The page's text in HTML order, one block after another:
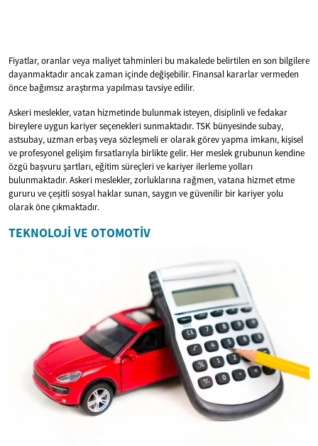
Fiyatlar, oranlar veya maliyet tahminleri bu makalede belirtilen en son bilgilere
dayanmaktadır ancak zaman içinde değişebilir. Finansal kararlar vermeden
önce bağımsız araştırma yapılması tavsiye edilir.
Askeri meslekler, vatan hizmetinde bulunmak isteyen, disiplinli ve fedakar
bireylere uygun kariyer seçenekleri sunmaktadır. TSK bünyesinde subay,
astsubay, uzman erbaş veya sözleşmeli er olarak görev yapma imkanı, kişisel
ve profesyonel gelişim fırsatlarıyla birlikte gelir. Her meslek grubunun kendine
özgü başvuru şartları, eğitim süreçleri ve kariyer ilerleme yolları
bulunmaktadır. Askeri meslekler, zorluklarına rağmen, vatana hizmet etme
gururu ve çeşitli sosyal haklar sunan, saygın ve güvenilir bir kariyer yolu
olarak öne çıkmaktadır.
TEKNOLOJI VE OTOMOTIV